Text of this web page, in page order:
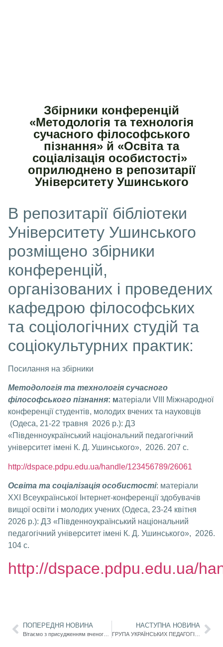
Збірники конференцій
«Методологія та технологія
сучасного філософського
пізнання» й «Освіта та
соціалізація особистості»
оприлюднено в репозитарії
Університету Ушинського
В репозитарії бібліотеки
Університету Ушинського
розміщено збірники
конференцій,
організованих і проведених
кафедрою філософських
та соціологічних студій та
соціокультурних практик:
Посилання на збірники
Методологія та технологія сучасного
філософського пізнання: матеріали VІІІ Міжнародної
конференції студентів, молодих вчених та науковців
(Одеса, 21-22 травня 2026 р.): ДЗ
«Південноукраїнський національний педагогічний
університет імені К. Д. Ушинського», 2026. 207 с.
http://dspace.pdpu.edu.ua/handle/123456789/26061
Освіта та соціалізація особистості: матеріали
ХХІ Всеукраїнської Інтернет-конференції здобувачів
вищої освіти і молодих учених (Одеса, 23-24 квітня
2026 р.): ДЗ «Південноукраїнський національний
педагогічний університет імені К. Д. Ушинського», 2026.
104 с.
http://dspace.pdpu.edu.ua/
ПОПЕРЕДНЯ НОВИНА НАСТУПНА НОВИНА